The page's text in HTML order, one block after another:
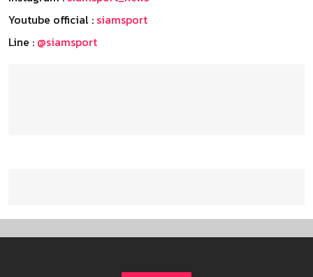
Youtube official : siamsport
Line : @siamsport